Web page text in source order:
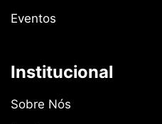
Eventos
Institucional
Sobre Nós